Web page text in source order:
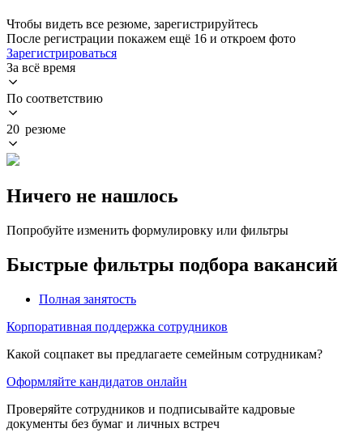
Чтобы видеть все резюме, зарегистрируйтесь
После регистрации покажем ещё 16 и откроем фото
Зарегистрироваться
За всё время
По соответствию
20 резюме
Ничего не нашлось
Попробуйте изменить формулировку или фильтры
Быстрые фильтры подбора вакансий
Полная занятость
Корпоративная поддержка сотрудников
Какой соцпакет вы предлагаете семейным сотрудникам?
Оформляйте кандидатов онлайн
Проверяйте сотрудников и подписывайте кадровые
документы без бумаг и личных встреч